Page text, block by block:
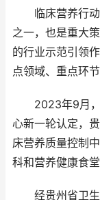
临床营养行动
之一，也是重大
的行业示范引领
点领域、重点环
2023年9月，
心新一轮认定，
床营养质量控制
科和营养健康食堂
经贵州省卫生